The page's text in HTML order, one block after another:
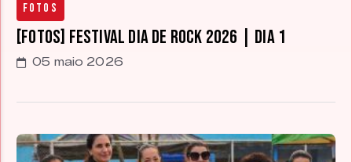
Fotos
[FOTOS] Festival Dia de Rock 2026 | Dia 1
05 maio 2026